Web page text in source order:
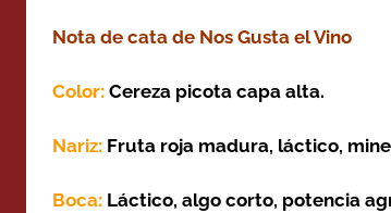
Nota de cata de Nos Gusta el Vino
Color: Cereza picota capa alta.
Nariz: Fruta roja madura, láctico,
Boca: Láctico, algo corto, potencia